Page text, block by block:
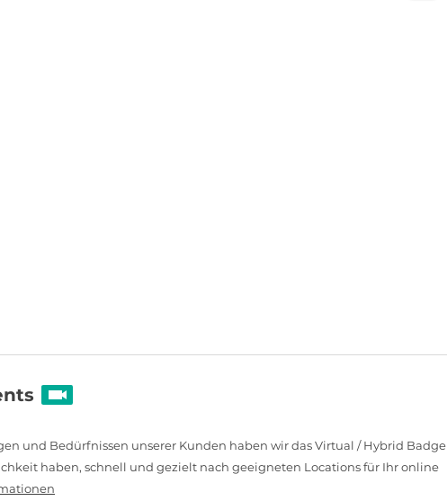
und Bedürfnissen unserer Kunden haben wir das Virtual / Hybrid Badge
haben, schnell und gezielt nach geeigneten Locations für Ihr online